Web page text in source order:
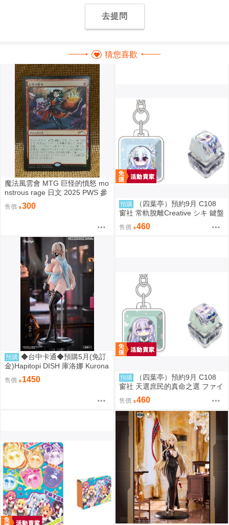
去提問
猜您喜歡
魔法風雲會 MTG 巨怪的憤怒 mo
nstrous rage 日文 2025 PWS 參
售價 300 預購
（四葉亭）預約9月 C108
窗社 常軌脫離Creative シキ 鍵盤
按鍵造型鑰匙圈 0814
售價 460
預購 ◆台中卡通◆預購5月(免訂
金)Hapitopi DISH 庫洛娜 Kurona
盛情邀請 1/6 1107
售價 1450 預購
（四葉亭）預約9月 C108
窗社 天選庶民的真命之選 ファイ
ブ 鍵盤按鍵造型鑰匙圈 0814
售價 460